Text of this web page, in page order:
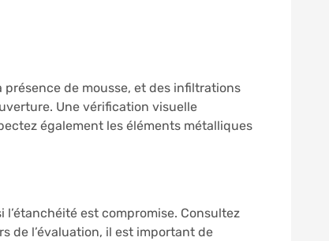
de mousse, et des infiltrations
Une vérification visuelle
également les éléments métalliques
l’étanchéité est compromise. Consultez
de l’évaluation, il est important de